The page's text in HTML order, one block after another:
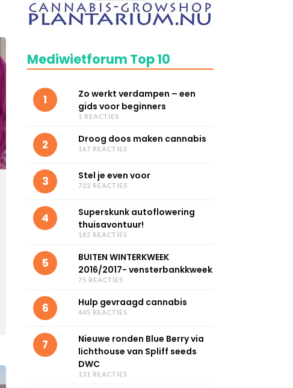
Mediwietforum Top 10
1
Zo werkt verdampen – een
gids voor beginners
1 REACTIES
2 Droog doos maken cannabis
167 REACTIES
3 Stel je even voor
722 REACTIES
4
Superskunk autoflowering
thuisavontuur!
182 REACTIES
5
BUITEN WINTERKWEEK
2016/2017- vensterbankkweek
75 REACTIES
6 Hulp gevraagd cannabis
445 REACTIES
7
Nieuwe ronden Blue Berry via
lichthouse van Spliff seeds
DWC
131 REACTIES